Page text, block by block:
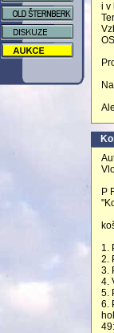
i v
P
1.
2.
3.
4.
5.
6.